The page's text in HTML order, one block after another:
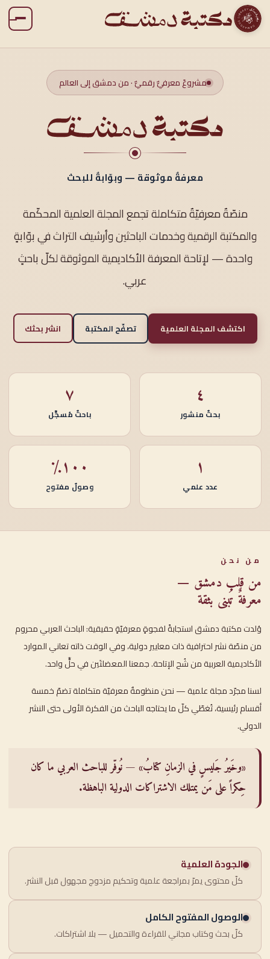
مشروعٌ معرفيٌّ رقميٌّ · من دمشق إلى العالم
معرفةٌ موثوقة — وبوّابةٌ للبحث
منصّةٌ معرفيّةٌ متكاملة تجمع المجلة العلمية المحكّمة
والمكتبة الرقمية وخدمات الباحثين وأرشيف التراث في بوّابةٍ
واحدة — لإتاحة المعرفة الأكاديمية الموثوقة لكلّ باحثٍ
عربي.
اكتشف المجلة العلمية تصفّح المكتبة انشر بحثك
٤
بحثٌ منشور
٧
باحثٌ مُسجَّل
١
عدد علمي
١٠٠٪
وصولٌ مفتوح
من نحن
من قلب دمشق —
معرفةٌ تُبنى بثقة
وُلدت مكتبة دمشق استجابةً لفجوةٍ معرفيّةٍ حقيقية: الباحث العربي محروم
من منصّة نشر احترافية ذات معايير دولية، وفي الوقت ذاته تعاني الموارد
الأكاديمية العربية من شُح الإتاحة. جمعنا المعضلتَين في حلٍّ واحد.
لسنا مجرّد مجلة علمية — نحن منظومةٌ معرفيّة متكاملة تضمّ خمسة
أقسام رئيسية، تُغطّي كلّ ما يحتاجه الباحث من الفكرة الأولى حتى النشر
الدولي.
«وخَيرُ جَليسٍ في الزمانِ كتابُ» — نُوفّر للباحث العربي ما كان
حِكراً على مَن يمتلك الاشتراكات الدولية الباهظة.
الجودة العلمية
كلّ محتوى يمرّ بمراجعة علمية وتحكيم مزدوج مجهول قبل النشر.
الوصول المفتوح الكامل
كلّ بحث وكتاب مجاني للقراءة والتحميل — بلا اشتراكات.